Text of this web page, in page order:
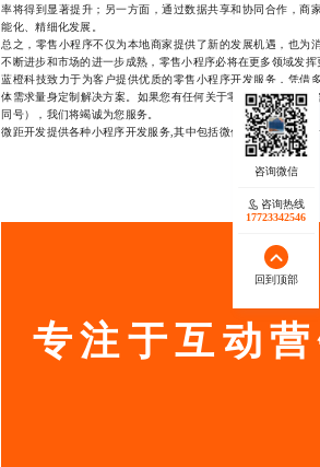
率将得到显著提升；另一方面，通过数据共享和协同合作，商
能化、精细化发展。
总之，零售小程序不仅为本地商家提供了新的发展机遇，也为
不断进步和市场的进一步成熟，零售小程序必将在更多领域发挥
蓝橙科技致力于为客户提供优质的零售小程序开发服务，凭借
体需求量身定制解决方案。如果您有任何关于零售小程序开发
同号），我们将竭诚为您服务。
微距开发提供各种小程序开发服务,其中包括微信、支付宝、抖
— THE
服务
专注于互动
咨询热线
17723342546
回到顶部